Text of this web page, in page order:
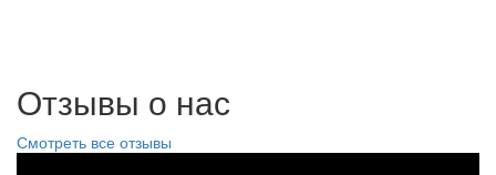
Отзывы о нас
Смотреть все отзывы